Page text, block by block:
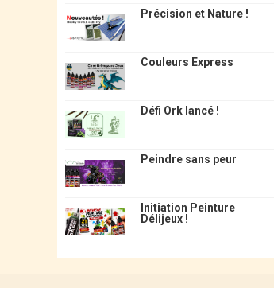
Précision et Nature !
Couleurs Express
Défi Ork lancé !
Peindre sans peur
Initiation Peinture
Délijeux !